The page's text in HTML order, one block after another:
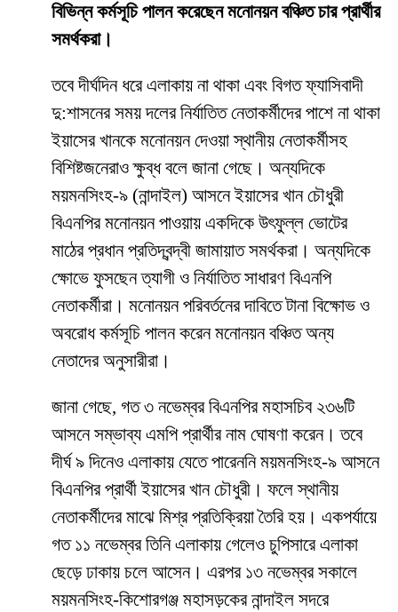
বিভিন্ন কর্মসূচি পালন করেছেন মনোনয়ন বঞ্চিত চার প্রার্থীর
সমর্থকরা।
তবে দীর্ঘদিন ধরে এলাকায় না থাকা এবং বিগত ফ্যাসিবাদী
দু:শাসনের সময় দলের নির্যাতিত নেতাকর্মীদের পাশে না থাকা
ইয়াসের খানকে মনোনয়ন দেওয়া স্থানীয় নেতাকর্মীসহ
বিশিষ্টজনেরাও ক্ষুব্ধ বলে জানা গেছে। অন্যদিকে
ময়মনসিংহ-৯ (নান্দাইল) আসনে ইয়াসের খান চৌধুরী
বিএনপির মনোনয়ন পাওয়ায় একদিকে উৎফুল্ল ভোটের
মাঠের প্রধান প্রতিদ্বন্দ্বী জামায়াত সমর্থকরা। অন্যদিকে
ক্ষোভে ফুসছেন ত্যাগী ও নির্যাতিত সাধারণ বিএনপি
নেতাকর্মীরা। মনোনয়ন পরিবর্তনের দাবিতে টানা বিক্ষোভ ও
অবরোধ কর্মসূচি পালন করেন মনোনয়ন বঞ্চিত অন্য
নেতাদের অনুসারীরা।
জানা গেছে, গত ৩ নভেম্বর বিএনপির মহাসচিব ২৩৬টি
আসনে সম্ভাব্য এমপি প্রার্থীর নাম ঘোষণা করেন। তবে
দীর্ঘ ৯ দিনেও এলাকায় যেতে পারেননি ময়মনসিংহ-৯ আসনে
বিএনপির প্রার্থী ইয়াসের খান চৌধুরী। ফলে স্থানীয়
নেতাকর্মীদের মাঝে মিশ্র প্রতিক্রিয়া তৈরি হয়। একপর্যায়ে
গত ১১ নভেম্বর তিনি এলাকায় গেলেও চুপিসারে এলাকা
ছেড়ে ঢাকায় চলে আসেন। এরপর ১৩ নভেম্বর সকালে
ময়মনসিংহ-কিশোরগঞ্জ মহাসড়কের নান্দাইল সদরে